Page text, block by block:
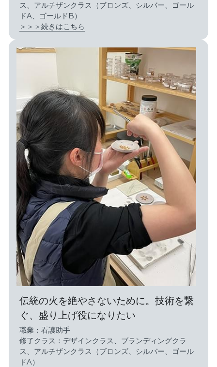
ス、アルチザンクラス（ブロンズ、シルバー、ゴール
ドA、ゴールドB）
＞＞＞続きはこちら
伝統の火を絶やさないために。技術を繋
ぐ、盛り上げ役になりたい
職業：看護助手
修了クラス：デザインクラス、ブランディングクラ
ス、アルチザンクラス（ブロンズ、シルバー、ゴール
ドA）